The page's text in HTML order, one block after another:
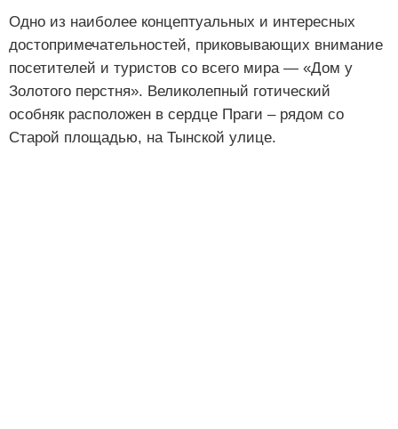
Одно из наиболее концептуальных и интересных
достопримечательностей, приковывающих внимание
посетителей и туристов со всего мира — «Дом у
Золотого перстня». Великолепный готический
особняк расположен в сердце Праги – рядом со
Старой площадью, на Тынской улице.